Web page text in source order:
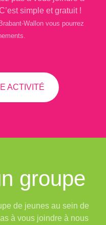
simple et gratuit !
Wallon vous pourrez
ACTIVITÉ
groupe
de jeunes au sein de
à vous joindre à nous